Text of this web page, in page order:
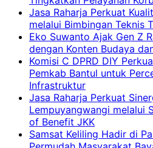
Jasa Raharja Perkuat
melalui Bimbingan Teknis
Eko Suwanto Ajak Gen Z
dengan Konten Budaya
Komisi C DPRD DIY
Pemkab Bantul untuk
Infrastruktur
Jasa Raharja Perkuat
Lempuyangwangi melalui
of Benefit JKK
Samsat Keliling Hadir di